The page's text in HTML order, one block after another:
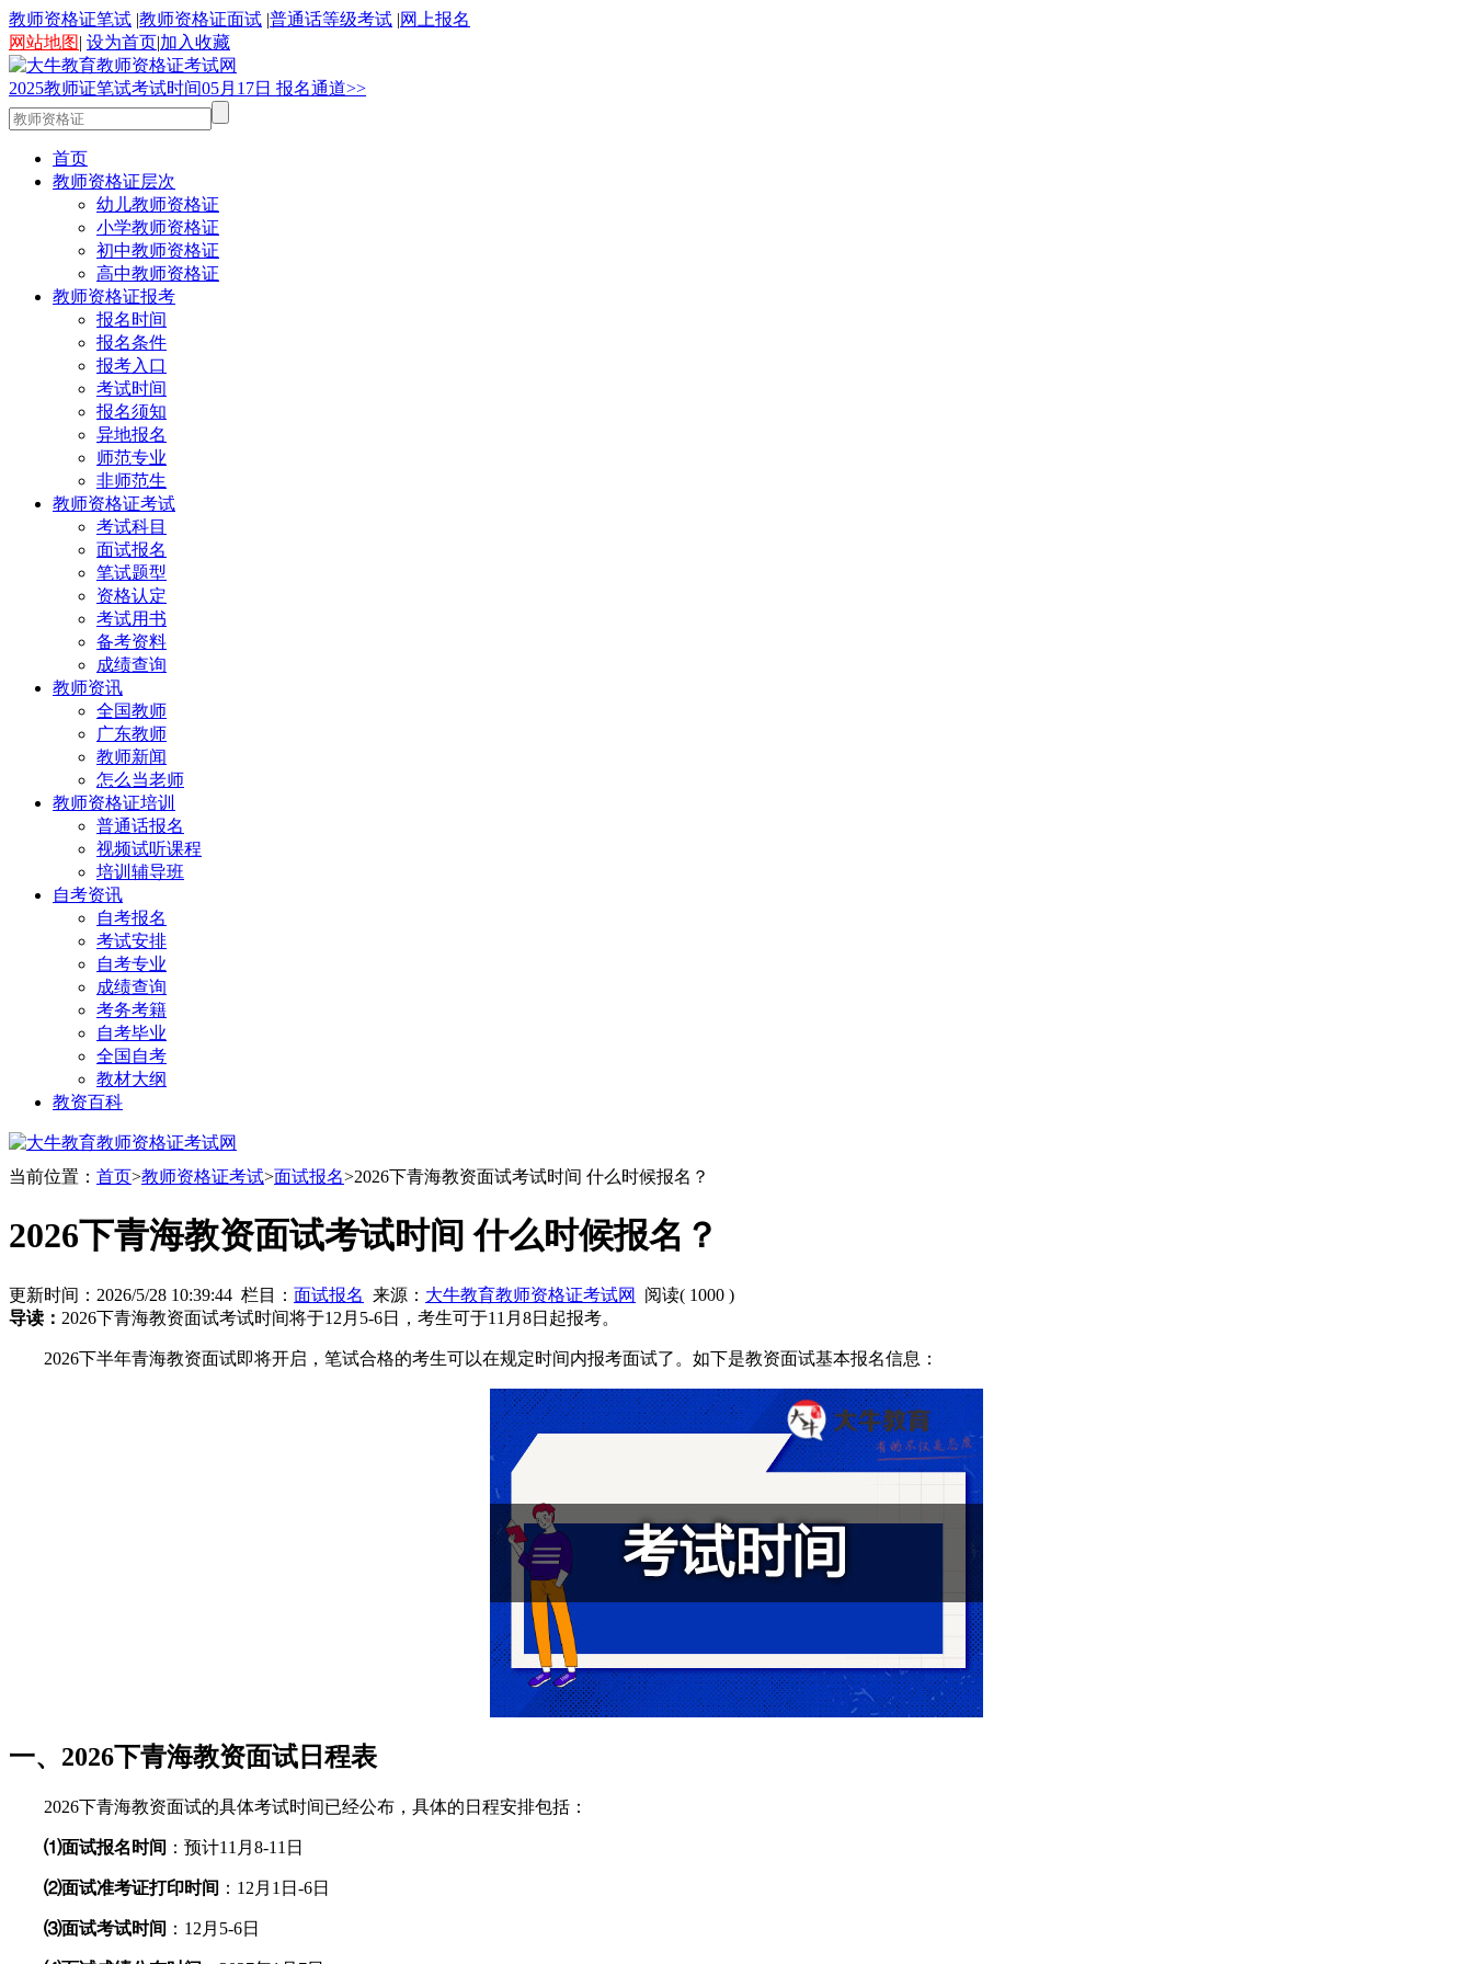
教师资格证笔试 |教师资格证面试 |普通话等级考试 |网上报名
网站地图| 设为首页|加入收藏
2025教师证笔试考试时间05月 17日 报名通道>>
首页
教师资格证层次
幼儿教师资格证
小学教师资格证
初中教师资格证
高中教师资格证
教师资格证报考
报名时间
报名条件
报考入口
考试时间
报名须知
异地报名
师范专业
非师范生
教师资格证考试
考试科目
面试报名
笔试题型
资格认定
考试用书
备考资料
成绩查询
教师资讯
全国教师
广东教师
教师新闻
怎么当老师
教师资格证培训
普通话报名
视频试听课程
培训辅导班
自考资讯
自考报名
考试安排
自考专业
成绩查询
考务考籍
自考毕业
全国自考
教材大纲
教资百科
当前位置： 首页>教师资格证考试>面试报名>2026下青海教资面试考试时间 什么时候报名？
2026下青海教资面试考试时间 什么时候报名？
更新时间：2026/5/28 10:39:44 栏目： 面试报名 来源： 大牛教育教师资格证考试网 阅读( 1000 )
导读： 2026下青海教资面试考试时间将于12月5-6日，考生可于11月8日起报考。
2026下半年青海教资面试即将开启，笔试合格的考生可以在规定时间内报考面试了。如下是教资面试基本报名信息：
一、2026下青海教资面试日程表
2026下青海教资面试的具体考试时间已经公布，具体的日程安排包括：
⑴面试报名时间 ：预计11月8-11日
⑵面试准考证打印时间 ：12月1日-6日
⑶面试考试时间 ：12月5-6日